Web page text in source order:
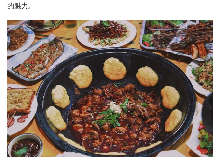
的魅力。